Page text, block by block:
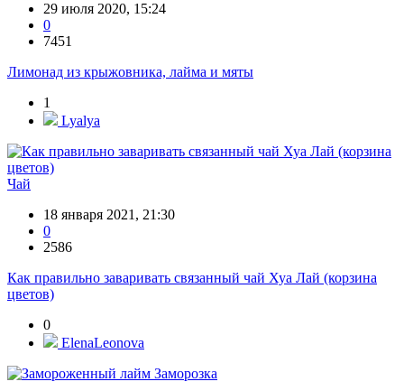
29 июля 2020, 15:24
0
7451
Лимонад из крыжовника, лайма и мяты
1
Lyalya
Чай
18 января 2021, 21:30
0
2586
Как правильно заваривать связанный чай Хуа Лай (корзина
цветов)
0
ElenaLeonova
Заморозка